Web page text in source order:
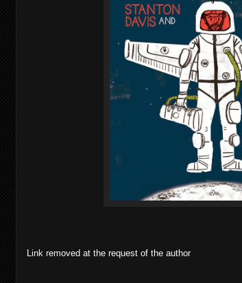
Link removed at the request of the author